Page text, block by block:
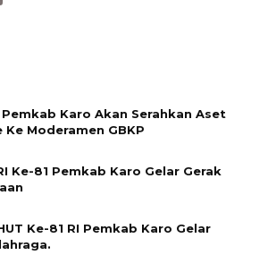
Karo Akan Serahkan Aset
Ke Moderamen GBKP
Ke-81 Pemkab Karo Gelar Gerak
Ke-81 RI Pemkab Karo Gelar